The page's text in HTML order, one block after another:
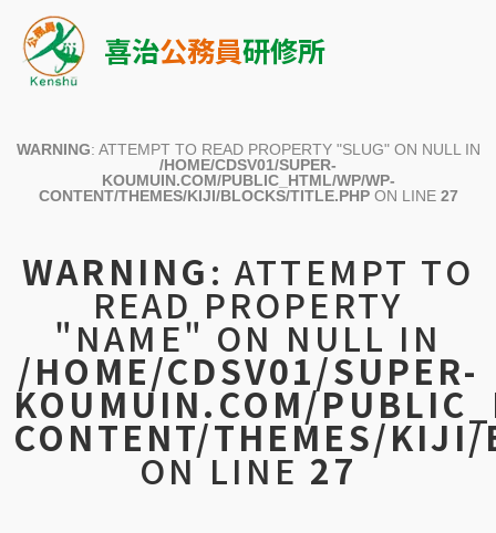
喜治公務員研修所
WARNING: ATTEMPT TO READ PROPERTY "SLUG" ON NULL IN
/HOME/CDSV01/SUPER-
KOUMUIN.COM/PUBLIC_HTML/WP/WP-
CONTENT/THEMES/KIJI/BLOCKS/TITLE.PHPON LINE 27
WARNING: ATTEMPT TO
READ PROPERTY
"NAME" ON NULL IN
/HOME/CDSV01/SUPER-
KOUMUIN.COM/
CONTENT/THEMES/
ON LINE 27